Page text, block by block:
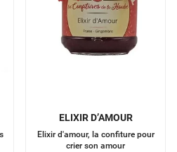
ELIXIR D’AMOUR
Elixir d'amour, la confiture pour
crier son amour